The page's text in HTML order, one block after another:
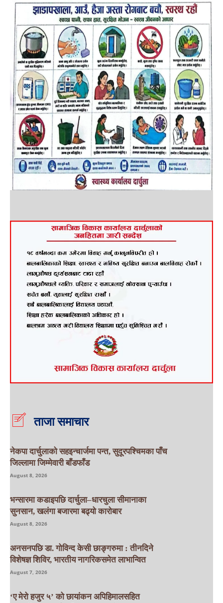
ताजा समाचार
नेकपा दार्चुलाको सहइन्चार्जमा पन्त, सुदूरपश्चिमका पाँच
जिल्लामा जिम्मेवारी बाँडफाँड
August 8, 2026
भन्सारमा कडाइपछि दार्चुला–धारचुला सीमानाका
सुनसान, खलंगा बजारमा बढ्यो कारोबार
August 8, 2026
अनसनपछि डा. गोविन्द केसी छाङ्गरुमा : तीनदिने
विशेषज्ञ शिविर, भारतीय नागरिकसमेत लाभान्वित
August 7, 2026
‘ए मेरो हजुर ५’ को छायांकन अपिहिमालसहित